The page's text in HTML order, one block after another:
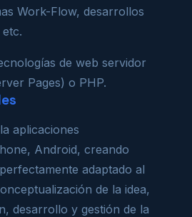
Work-Flow, desarrollos
de web servidor
Pages) o PHP.
aplicaciones
Android, creando
adaptado al
de la idea,
desarrollo y gestión de la